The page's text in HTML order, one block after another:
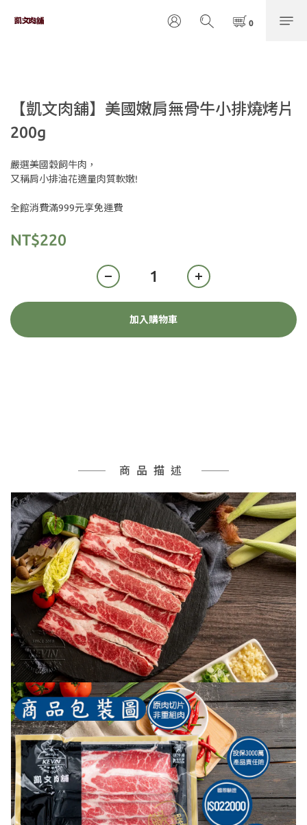
【凱文肉舖】美國嫩肩無骨牛小排燒烤片
200g
嚴選美國穀飼牛肉，
又稱肩小排油花適量肉質軟嫩!
全館消費滿999元享免運費
NT$220
加入購物車
商品描述